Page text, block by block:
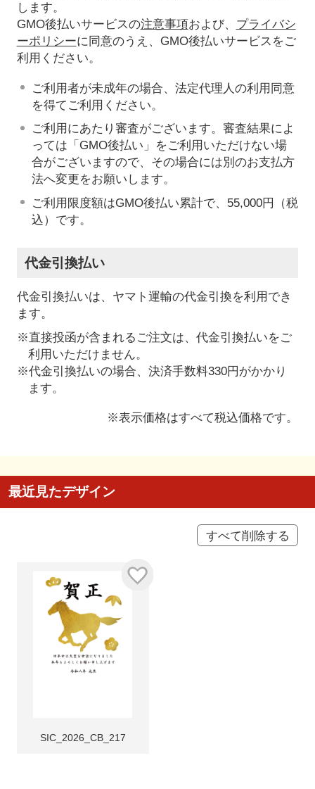
します。
GMO後払いサービスの注意事項および、 プライバシ
ーポリシーに同意のうえ、GMO後払いサービスをご
利用ください。
ご利用者が未成年の場合、法定代理人の利用同意
を得てご利用ください。
ご利用にあたり審査がございます。審査結果によ
っては「GMO後払い」をご利用いただけない場
合がございますので、その場合には別のお支払方
法へ変更をお願いします。
ご利用限度額はGMO後払い累計で、55,000円（税
込）です。
代金引換払い
代金引換払いは、ヤマト運輸の代金引換を利用でき
ます。
※直接投函が含まれるご注文は、代金引換払いをご
利用いただけません。
※代金引換払いの場合、決済手数料330円がかかり
ます。
※表示価格はすべて税込価格です。
最近見たデザイン
すべて削除する
SIC_2026_CB_217